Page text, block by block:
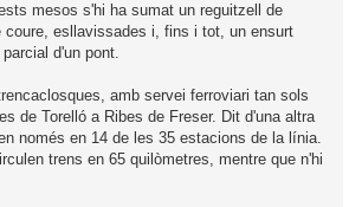
mesos s'hi ha sumat un reguitzell de
coure, esllavissades i, fins i tot, un ensurt
d'un pont.
amb servei ferroviari tan sols
de Torelló a Ribes de Freser. Dit d'una altra
només en 14 de les 35 estacions de la línia.
trens en 65 quilòmetres, mentre que n'hi